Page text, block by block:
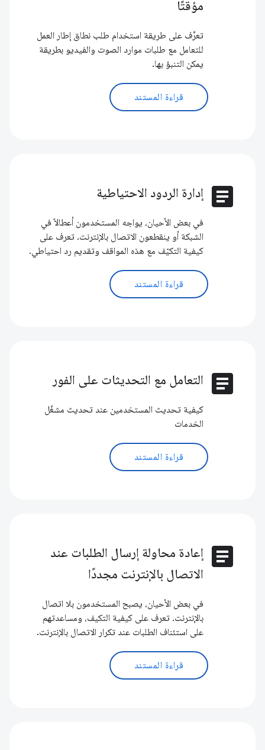
مؤقتًا
تعرَّف على طريقة استخدام طلب نطاق إطار العمل
للتعامل مع طلبات موارد الصوت والفيديو بطريقة
يمكن التنبؤ بها.
قراءة المستند
article إدارة الردود الاحتياطية
في بعض الأحيان، يواجه المستخدمون أعطالاً في
الشبكة أو ينقطعون الاتصال بالإنترنت. تعرف على
كيفية التكيّف مع هذه المواقف وتقديم رد احتياطي.
قراءة المستند
article التعامل مع التحديثات على الفور
كيفية تحديث المستخدمين عند تحديث مشغّل
الخدمات
قراءة المستند
article إعادة محاولة إرسال الطلبات عند
الاتصال بالإنترنت مجددًا
في بعض الأحيان، يصبح المستخدمون بلا اتصال
بالإنترنت. تعرف على كيفية التكيف، ومساعدتهم
على استئناف الطلبات عند تكرار الاتصال بالإنترنت.
قراءة المستند